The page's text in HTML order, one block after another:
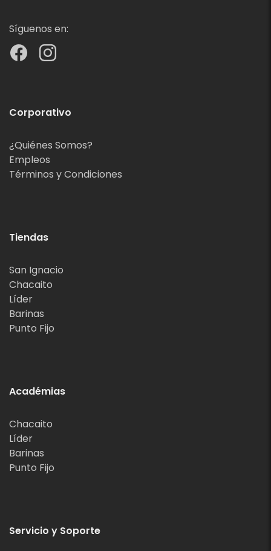
Síguenos en:
Corporativo
¿Quiénes Somos?
Empleos
Términos y Condiciones
Tiendas
San Ignacio
Chacaito
Líder
Barinas
Punto Fijo
Académias
Chacaito
Líder
Barinas
Punto Fijo
Servicio y Soporte